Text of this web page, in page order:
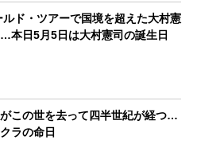
ド・ツアーで国境を超えた大村憲
本日5月5日は大村憲司の誕生日
この世を去って四半世紀が経つ…
ラの命日